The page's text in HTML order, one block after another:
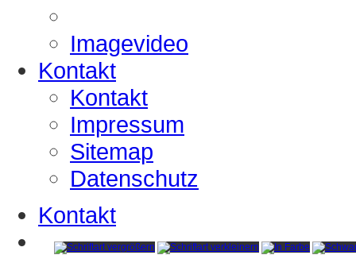
Imagevideo
Kontakt
Kontakt
Impressum
Sitemap
Datenschutz
Kontakt